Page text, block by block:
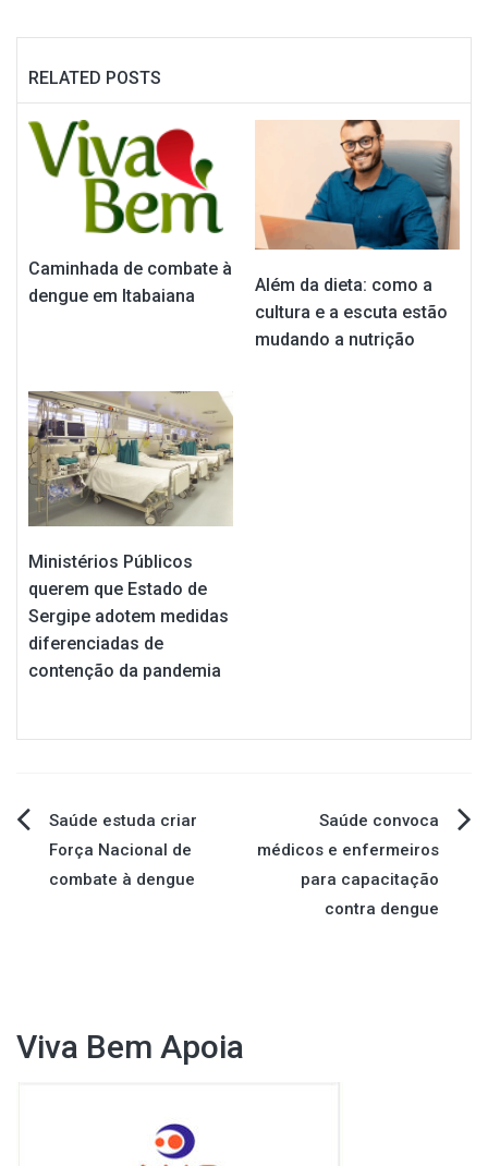
RELATED POSTS
Caminhada de combate à
dengue em Itabaiana
Além da dieta: como a
cultura e a escuta estão
mudando a nutrição
Ministérios Públicos
querem que Estado de
Sergipe adotem medidas
diferenciadas de
contenção da pandemia
Navegação
de
Saúde estuda criar
Força Nacional de
combate à dengue
Saúde convoca
médicos e enfermeiros
para capacitação
contra dengue
Viva Bem Apoia